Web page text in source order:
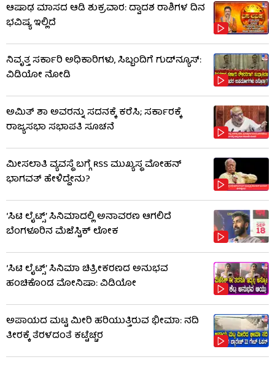
ಆಷಾಢ ಮಾಸದ ಆಡಿ ಶುಕ್ರವಾರ: ದ್ವಾದಶ ರಾಶಿಗಳ ದಿನ
ಭವಿಷ್ಯ ಇಲ್ಲಿದೆ
ನಿವೃತ್ತ ಸರ್ಕಾರಿ ಅಧಿಕಾರಿಗಳು, ಸಿಬ್ಬಂದಿಗೆ ಗುಡ್​ನ್ಯೂಸ್:
ವಿಡಿಯೋ ನೋಡಿ
ಅಮಿತ್ ಶಾ ಅವರನ್ನು ಸದನಕ್ಕೆ ಕರೆಸಿ; ಸರ್ಕಾರಕ್ಕೆ
ರಾಜ್ಯಸಭಾ ಸಭಾಪತಿ ಸೂಚನೆ
ಮೀಸಲಾತಿ ವ್ಯವಸ್ಥೆ ಬಗ್ಗೆ RSS​ ಮುಖ್ಯಸ್ಥ ಮೋಹನ್
ಭಾಗವತ್ ಹೇಳಿದ್ದೇನು?
‘ಸಿಟಿ ಲೈಟ್ಸ್’ ಸಿನಿಮಾದಲ್ಲಿ ಅನಾವರಣ ಆಗಲಿದೆ
ಬೆಂಗಳೂರಿನ ಮೆಜೆಸ್ಟಿಕ್ ಲೋಕ
‘ಸಿಟಿ ಲೈಟ್ಸ್’ ಸಿನಿಮಾ ಚಿತ್ರೀಕರಣದ ಅನುಭವ
ಹಂಚಿಕೊಂಡ ಮೋನಿಷಾ: ವಿಡಿಯೋ
ಅಪಾಯದ ಮಟ್ಟ ಮೀರಿ ಹರಿಯುತ್ತಿರುವ ಭೀಮಾ: ನದಿ
ತೀರಕ್ಕೆ ತೆರಳದಂತೆ ಕಟ್ಟೆಚ್ಚರ